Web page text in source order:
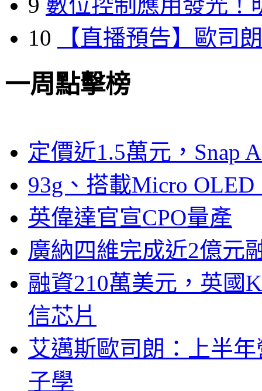
9 數位控制應用發光！
10
【直播預告】歐司
一周點擊榜
定價近1.5萬元，Snap
93g、搭載Micro
英偉達官宣CPO量產
廣納四維完成近2億元
融資210萬美元，英國
信芯片
艾邁斯歐司朗：上半
子學